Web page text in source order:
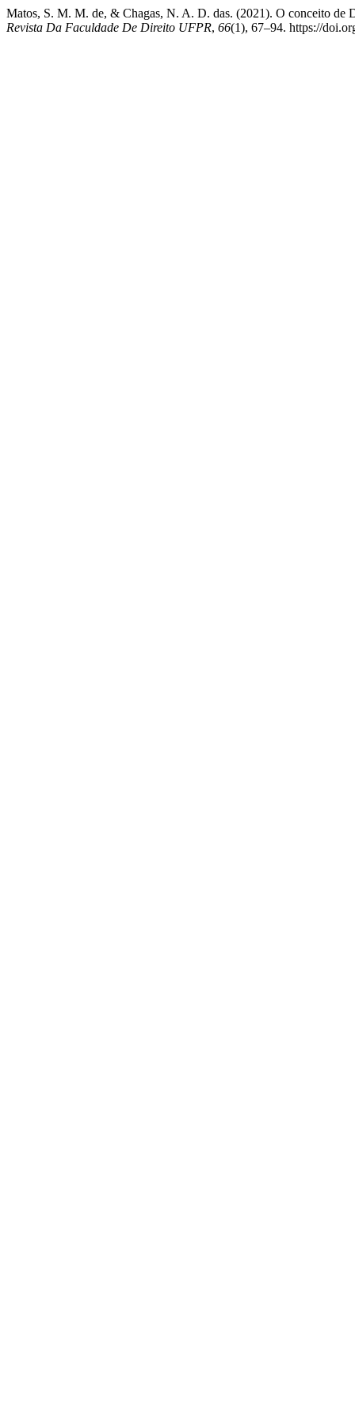
Matos, S. M. M. de, & Chagas, N. A. D. das. (2021). O conceito de
Revista Da Faculdade De Direito UFPR, 66(1), 67–94. https://